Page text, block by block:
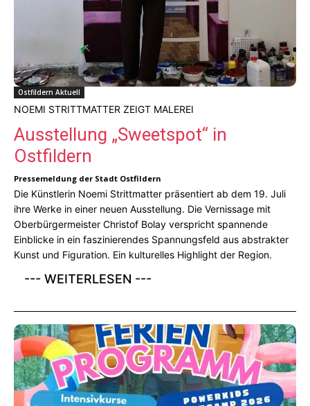
Ostfildern Aktuell
NOEMI STRITTMATTER ZEIGT MALEREI
Ausstellung „Sweetspot“ in
Ostfildern
Pressemeldung der Stadt Ostfildern
Die Künstlerin Noemi Strittmatter präsentiert ab dem 19. Juli
ihre Werke in einer neuen Ausstellung. Die Vernissage mit
Oberbürgermeister Christof Bolay verspricht spannende
Einblicke in ein faszinierendes Spannungsfeld aus abstrakter
Kunst und Figuration. Ein kulturelles Highlight der Region.
--- WEITERLESEN ---